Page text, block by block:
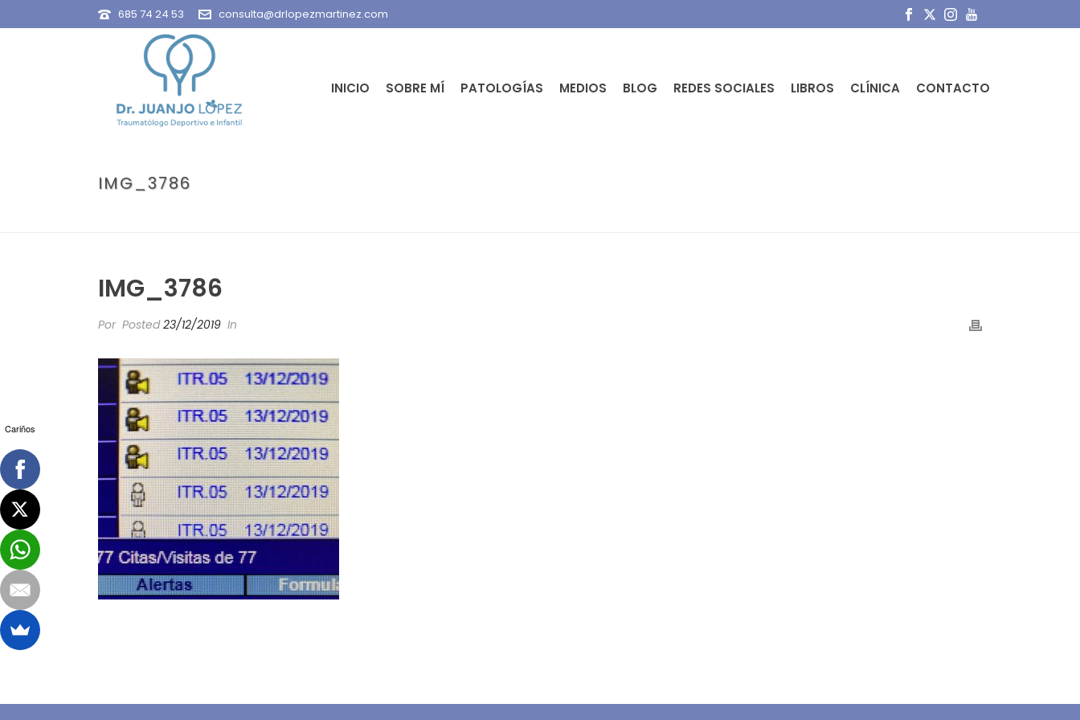
685 74 24 53 consulta@drlopezmartinez.com
INICIO SOBRE MÍ PATOLOGÍAS MEDIOS BLOG REDES SOCIALES LIBROS CLÍNICA CONTACTO
IMG_3786
IMG_3786
Por Posted23/12/2019 In
Cariños